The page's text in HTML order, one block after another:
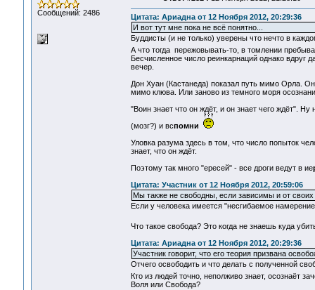
Сообщений: 2486
Цитата: Ариадна от 12 Ноября 2012, 20:29:36
И вот тут мне пока не всё понятно...
Буддисты (и не только) уверены что нечто в
А что тогда пережовывать-то, в томлении
Бесчисленное число реинкарнаций однако
вечер.
Дон Хуан (Кастанеда) показал путь мимо Орла.
мимо клюва. Или заново из темного моря
"Воин знает что он ждёт, и он знает чего ждёт".
(мозг?) и вспомни
Уловка разума здесь в том, что число попыток
знает, что он ждёт.
Поэтому так много "ересей" - все дроги ведут в ие
Цитата: Участник от 12 Ноября 2012, 20:59:06
Мы также не свободны, если зависимы и от
Если у человека имеется "несгибаемое
Что такое свобода? Это когда не знаешь куда
Цитата: Ариадна от 12 Ноября 2012, 20:29:36
Участник говорит, что его теория призвана
Отчего освободить и что делать с полученной
Кто из людей точно, неполживо знает, осознаёт
Воля или Свобода?